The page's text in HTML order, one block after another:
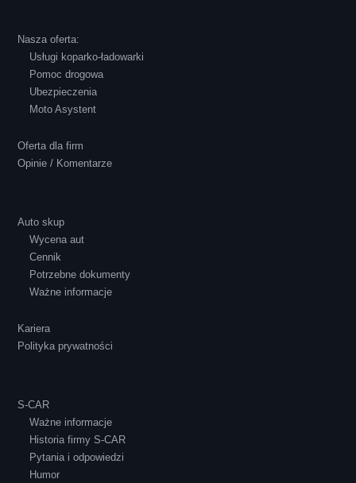
Polecam S-Car.pl, szybka i bardzo miła
Nasza oferta:
Usługi koparko-ładowarki
Pomoc drogowa
Ubezpieczenia
Moto Asystent
Oferta dla firm
Opinie / Komentarze
Auto skup
Wycena aut
Cennik
Potrzebne dokumenty
Ważne informacje
Kariera
Polityka prywatności
S-CAR
Ważne informacje
Historia firmy S-CAR
Pytania i odpowiedzi
Humor